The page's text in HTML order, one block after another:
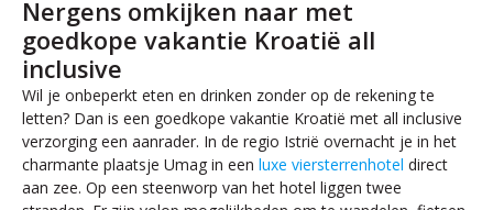
Nergens omkijken naar met
goedkope vakantie Kroatië all
inclusive
Wil je onbeperkt eten en drinken zonder op de rekening te
letten? Dan is een goedkope vakantie Kroatië met all inclusive
verzorging een aanrader. In de regio Istrië overnacht je in het
charmante plaatsje Umag in een luxe viersterrenhotel direct
aan zee. Op een steenworp van het hotel liggen twee